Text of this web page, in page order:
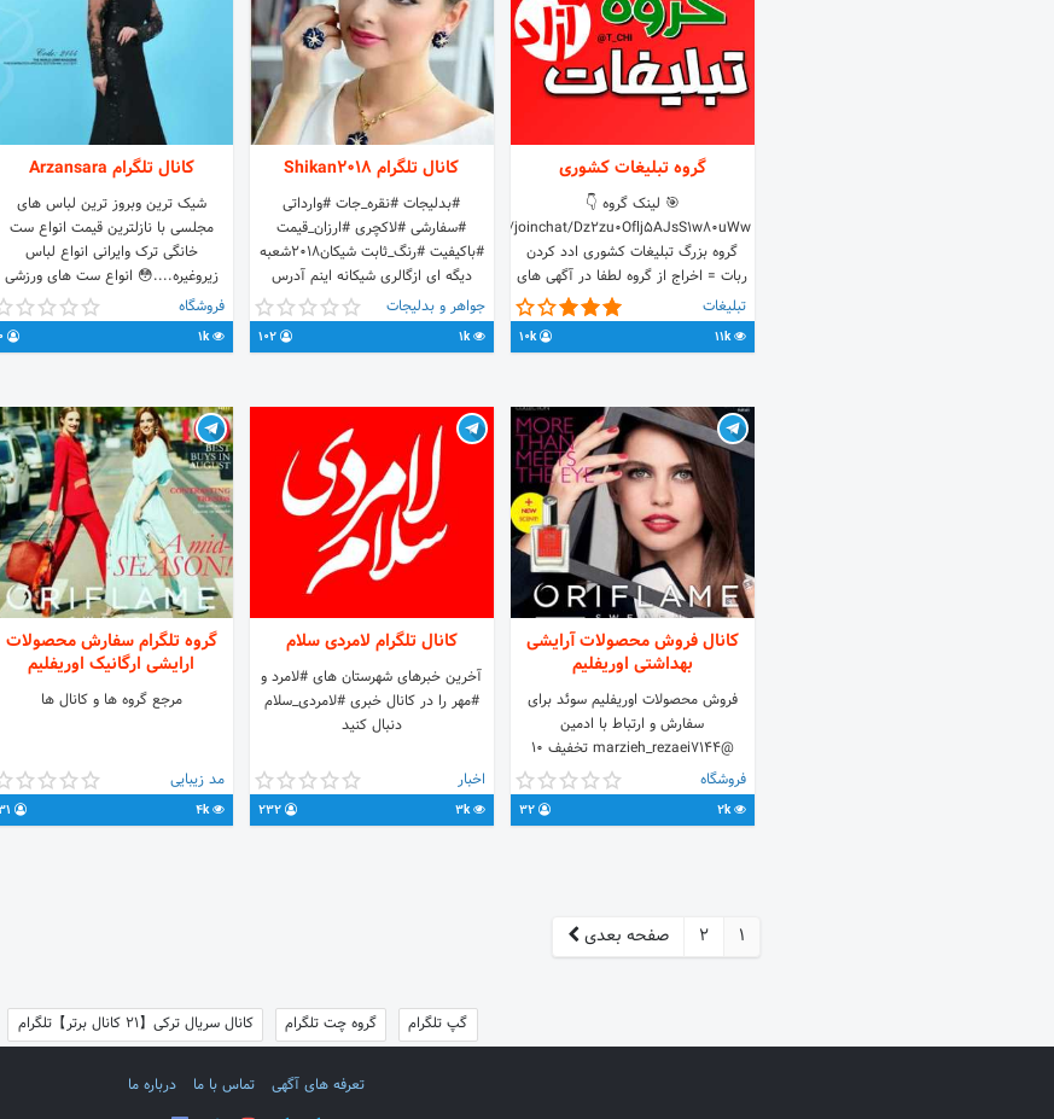
گروه تبلیغات کشوری
🎯 لینک گروه 👇
https://t.me/joinchat/Dz2zu0Oflj5AJsS1w80uWw
گروه بزرگ تبلیغات کشوری ادد کردن
ربات = اخراج از گروه لطفا در آگهی های
دیگران دخالت نفرمائید
تبلیغات
11k
10k
کانال تلگرام Shikan2018
#بدلیجات #نقره_جات #وارداتی
#سفارشی #لاکچری #ارزان_قیمت
#باکیفیت #رنگ_ثابت شیکان۲۰۱۸شعبه
دیگه ای ازگالری شیکانه اینم آدرس
سایتمونه http://shikangallery.ir
نماداعتمادالکترونیک هم داریم برای
سفارش به آیدی @SYaghuti پیام دهید
جواهر و بدلیجات
1k
102
کانال تلگرام Arzansara
شیک ترین وبروز ترین لباس های
مجلسی با نازلترین قیمت انواع ست
خانگی ترک وایرانی انواع لباس
زیروغیره....😳 انواع ست های ورزشی
اسپرت زن ومردوغیره.........😳 آی دی
ادمین @hasanzadeh_1361 آی دی
جهت تبادل Mig_mig1580@
فروشگاه
1k
0
کانال فروش محصولات آرایشی
بهداشتی اوریفلیم
فروش محصولات اوریفلیم سوئد برای
سفارش و ارتباط با ادمین
@marzieh_rezaei7144 تخفیف ۱۰
درصدی برای خرید بالای ۲۰۰ هزار تومان
تخیفیف ۱۰ درصدی و هزینه حمل رایگان
برای خرید بالای ۳۰۰ هزار تومان
فروشگاه
2k
32
کانال تلگرام لامردی سلام
آخرین خبرهای شهرستان های #لامرد و
#مهر را در کانال خبری #لامردی_سلام
دنبال کنید
اخبار
3k
232
گروه تلگرام سفارش محصولات
ارایشی ارگانیک اوریفلیم
مرجع گروه ها و کانال ها
مد زیبایی
4k
31
1
2 صفحه بعدی
گپ تلگرام گروه چت تلگرام کانال سریال ترکی【21 کانال برتر】تلگرام
تعرفه های آگهی تماس با ما درباره ما